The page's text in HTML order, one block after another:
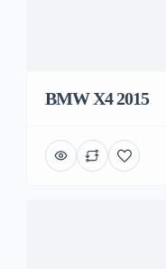
BMW X4 2015